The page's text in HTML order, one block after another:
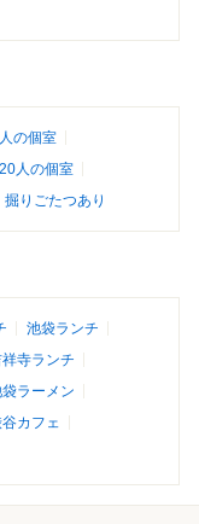
の個室
人の個室
掘りごたつあり
池袋ランチ
寺ランチ
ラーメン
カフェ